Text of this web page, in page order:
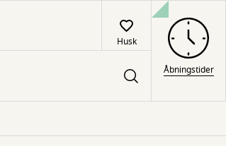
Husk
Åbningstider